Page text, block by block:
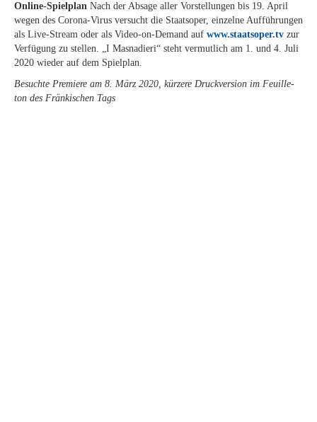
On­line-Spiel­plan Nach der Ab­sa­ge al­ler Vor­stel­lun­gen bis 19. April
we­gen des Co­ro­na-Vi­rus ver­sucht die Staats­oper, ein­zel­ne Auf­füh­run­gen
als Live-Stream oder als Vi­deo-on-De­mand auf www​.staats​oper​.tv zur
Ver­fü­gung zu stel­len. „I Mas­na­die­ri“ steht ver­mut­lich am 1. und 4. Juli
2020 wie­der auf dem Spielplan.
Be­such­te Pre­mie­re am 8. März 2020, kür­ze­re Druck­ver­si­on im Feuil­le­
ton des Frän­ki­schen Tags